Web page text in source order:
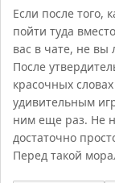
Если после того,
пойти туда
вас в чате, не вы
После
красочных
удивительным
ним еще раз. Не
достаточно
Перед такой